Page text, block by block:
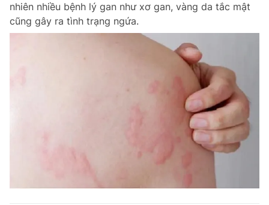
nhiên nhiều bệnh lý gan như xơ gan, vàng da tắc mật
cũng gây ra tình trạng ngứa.